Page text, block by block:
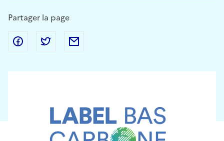
Partager la page
Partager sur Facebook
Partager sur Twitter